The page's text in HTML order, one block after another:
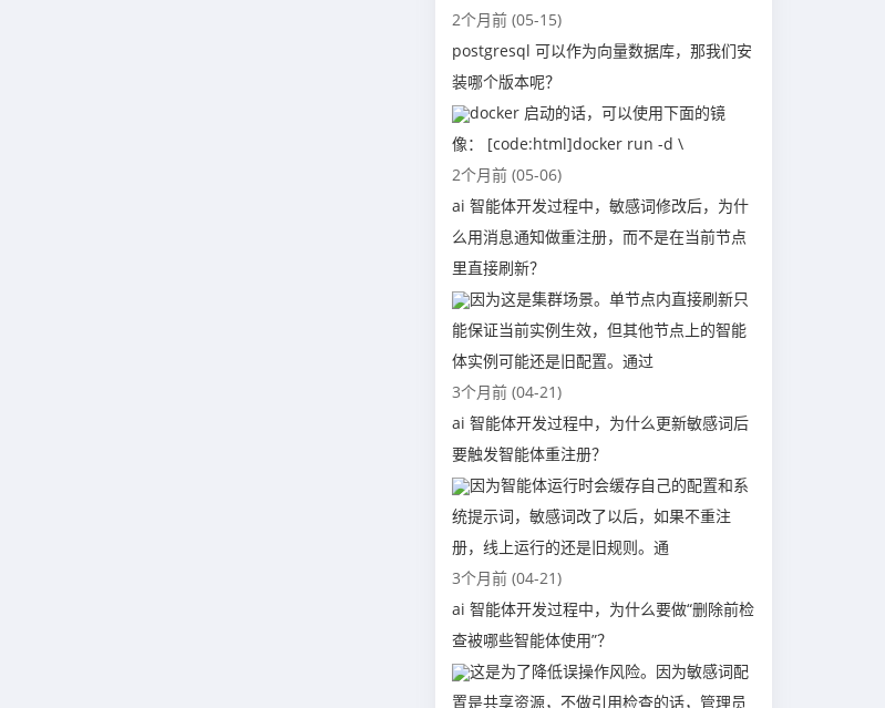
2个月前 (05-15)
postgresql 可以作为向量数据库，那我们安
装哪个版本呢？
docker 启动的话，可以使用下面的镜
像： [code:html]docker run -d \
2个月前 (05-06)
ai 智能体开发过程中，敏感词修改后，为什
么用消息通知做重注册，而不是在当前节点
里直接刷新？
因为这是集群场景。单节点内直接刷新只
能保证当前实例生效，但其他节点上的智能
体实例可能还是旧配置。通过
3个月前 (04-21)
ai 智能体开发过程中，为什么更新敏感词后
要触发智能体重注册？
因为智能体运行时会缓存自己的配置和系
统提示词，敏感词改了以后，如果不重注
册，线上运行的还是旧规则。通
3个月前 (04-21)
ai 智能体开发过程中，为什么要做“删除前检
查被哪些智能体使用”？
这是为了降低误操作风险。因为敏感词配
置是共享资源，不做引用检查的话，管理员